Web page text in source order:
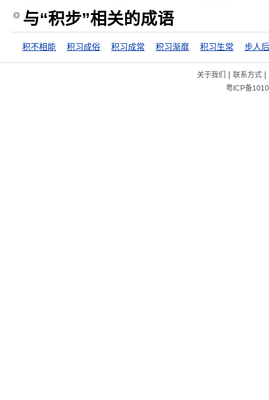
与“积步”相关的成语
积不相能 积习成俗 积习成常 积习渐靡 积习生常 步人
关于我们 | 联系方式|
粤ICP备